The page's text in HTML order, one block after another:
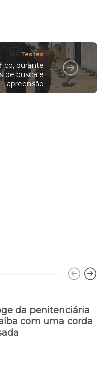
Testes
durante
de busca e
apreensão
da penitenciária
com uma corda